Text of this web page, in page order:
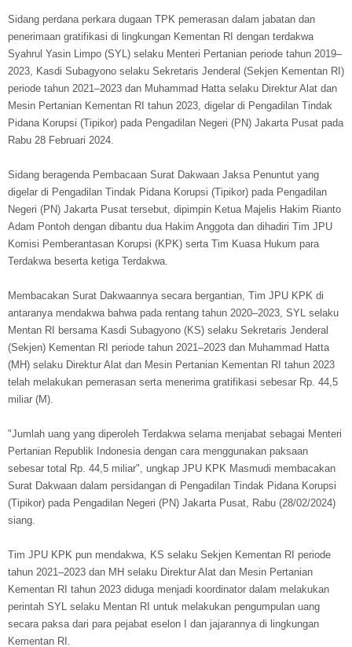
Sidang perdana perkara dugaan TPK pemerasan dalam jabatan dan
penerimaan gratifikasi di lingkungan Kementan RI dengan terdakwa
Syahrul Yasin Limpo (SYL) selaku Menteri Pertanian periode tahun 2019–
2023, Kasdi Subagyono selaku Sekretaris Jenderal (Sekjen Kementan RI)
periode tahun 2021–2023 dan Muhammad Hatta selaku Direktur Alat dan
Mesin Pertanian Kementan RI tahun 2023, digelar di Pengadilan Tindak
Pidana Korupsi (Tipikor) pada Pengadilan Negeri (PN) Jakarta Pusat pada
Rabu 28 Februari 2024.
Sidang beragenda Pembacaan Surat Dakwaan Jaksa Penuntut yang
digelar di Pengadilan Tindak Pidana Korupsi (Tipikor) pada Pengadilan
Negeri (PN) Jakarta Pusat tersebut, dipimpin Ketua Majelis Hakim Rianto
Adam Pontoh dengan dibantu dua Hakim Anggota dan dihadiri Tim JPU
Komisi Pemberantasan Korupsi (KPK) serta Tim Kuasa Hukum para
Terdakwa beserta ketiga Terdakwa.
Membacakan Surat Dakwaannya secara bergantian, Tim JPU KPK di
antaranya mendakwa bahwa pada rentang tahun 2020–2023, SYL selaku
Mentan RI bersama Kasdi Subagyono (KS) selaku Sekretaris Jenderal
(Sekjen) Kementan RI periode tahun 2021–2023 dan Muhammad Hatta
(MH) selaku Direktur Alat dan Mesin Pertanian Kementan RI tahun 2023
telah melakukan pemerasan serta menerima gratifikasi sebesar Rp. 44,5
miliar (M).
"Jumlah uang yang diperoleh Terdakwa selama menjabat sebagai Menteri
Pertanian Republik Indonesia dengan cara menggunakan paksaan
sebesar total Rp. 44,5 miliar", ungkap JPU KPK Masmudi membacakan
Surat Dakwaan dalam persidangan di Pengadilan Tindak Pidana Korupsi
(Tipikor) pada Pengadilan Negeri (PN) Jakarta Pusat, Rabu (28/02/2024)
siang.
Tim JPU KPK pun mendakwa, KS selaku Sekjen Kementan RI periode
tahun 2021–2023 dan MH selaku Direktur Alat dan Mesin Pertanian
Kementan RI tahun 2023 diduga menjadi koordinator dalam melakukan
perintah SYL selaku Mentan RI untuk melakukan pengumpulan uang
secara paksa dari para pejabat eselon I dan jajarannya di lingkungan
Kementan RI.